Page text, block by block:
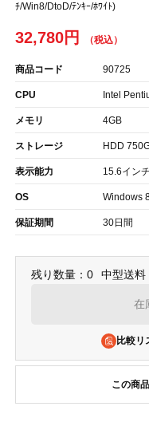
ﾁ/Win8/DtoD/ﾃﾝｷｰ/ﾎﾜｲﾄ)
32,780円
商品コード 90725
CPU Intel
メモリ 4GB
ストレージ HDD
表示能力 15.6インチ
OS Windows
保証期間 30日間
残り数量：0 中型送料
在
比較リ
この商